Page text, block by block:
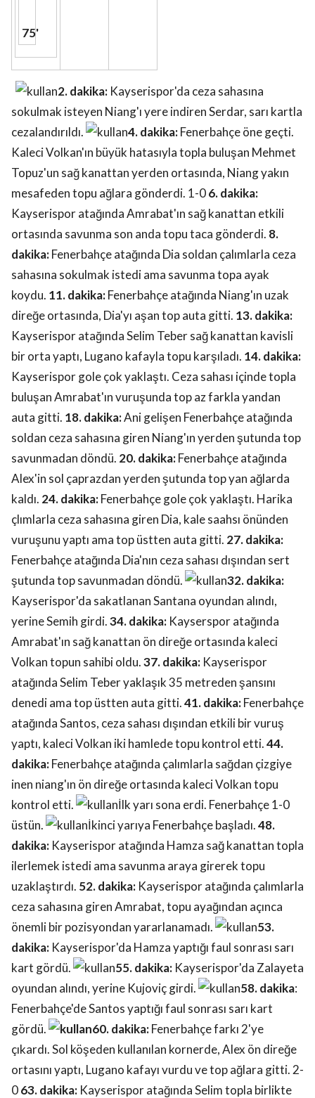
75'
2. dakika: Kayserispor'da ceza sahasına
sokulmak isteyen Niang'ı yere indiren Serdar, sarı kartla
cezalandırıldı.
4. dakika:Fenerbahçe öne geçti.
Kaleci Volkan'ın büyük hatasıyla topla buluşan Mehmet
Topuz'un sağ kanattan yerden ortasında, Niang yakın
mesafeden topu ağlara gönderdi. 1-06. dakika:
Kayserispor atağında Amrabat'ın sağ kanattan etkili
ortasında savunma son anda topu taca gönderdi. 8.
dakika:Fenerbahçe atağında Dia soldan çalımlarla ceza
sahasına sokulmak istedi ama savunma topa ayak
koydu. 11. dakika:Fenerbahçe atağında Niang'ın uzak
direğe ortasında, Dia'yı aşan top auta gitti. 13. dakika:
Kayserispor atağında Selim Teber sağ kanattan kavisli
bir orta yaptı, Lugano kafayla topu karşıladı. 14. dakika:
Kayserispor gole çok yaklaştı. Ceza sahası içinde topla
buluşan Amrabat'ın vuruşunda top az farkla yandan
auta gitti. 18. dakika:Ani gelişen Fenerbahçe atağında
soldan ceza sahasına giren Niang'ın yerden şutunda top
savunmadan döndü. 20. dakika:Fenerbahçe atağında
Alex'in sol çaprazdan yerden şutunda top yan ağlarda
kaldı. 24. dakika:Fenerbahçe gole çok yaklaştı. Harika
çlımlarla ceza sahasına giren Dia, kale saahsı önünden
vuruşunu yaptı ama top üstten auta gitti. 27. dakika:
Fenerbahçe atağında Dia'nın ceza sahası dışından sert
şutunda top savunmadan döndü.
32. dakika:
Kayserispor'da sakatlanan Santana oyundan alındı,
yerine Semih girdi.34. dakika: Kayserspor atağında
Amrabat'ın sağ kanattan ön direğe ortasında kaleci
Volkan topun sahibi oldu.37. dakika: Kayserispor
atağında Selim Teber yaklaşık 35 metreden şansını
denedi ama top üstten auta gitti.41. dakika:Fenerbahçe
atağında Santos, ceza sahası dışından etkili bir vuruş
yaptı, kaleci Volkan iki hamlede topu kontrol etti.44.
dakika:Fenerbahçe atağında çalımlarla sağdan çizgiye
inen niang'ın ön direğe ortasında kaleci Volkan topu
kontrol etti.
İlk yarı sona erdi. Fenerbahçe 1-0
üstün.
İkinci yarıya Fenerbahçe başladı.48.
dakika: Kayserispor atağında Hamza sağ kanattan topla
ilerlemek istedi ama savunma araya girerek topu
uzaklaştırdı. 52. dakika: Kayserispor atağında çalımlarla
ceza sahasına giren Amrabat, topu ayağından açınca
önemli bir pozisyondan yararlanamadı.
53.
dakika: Kayserispor'da Hamza yaptığı faul sonrası sarı
kart gördü.
55. dakika: Kayserispor'da Zalayeta
oyundan alındı, yerine Kujoviç girdi.
58. dakika:
Fenerbahçe'de Santos yaptığı faul sonrası sarı kart
gördü.
60. dakika:Fenerbahçe farkı 2'ye
çıkardı. Sol köşeden kullanılan kornerde, Alex ön direğe
ortasını yaptı, Lugano kafayı vurdu ve top ağlara gitti. 2-
063. dakika: Kayserispor atağında Selim topla birlikte